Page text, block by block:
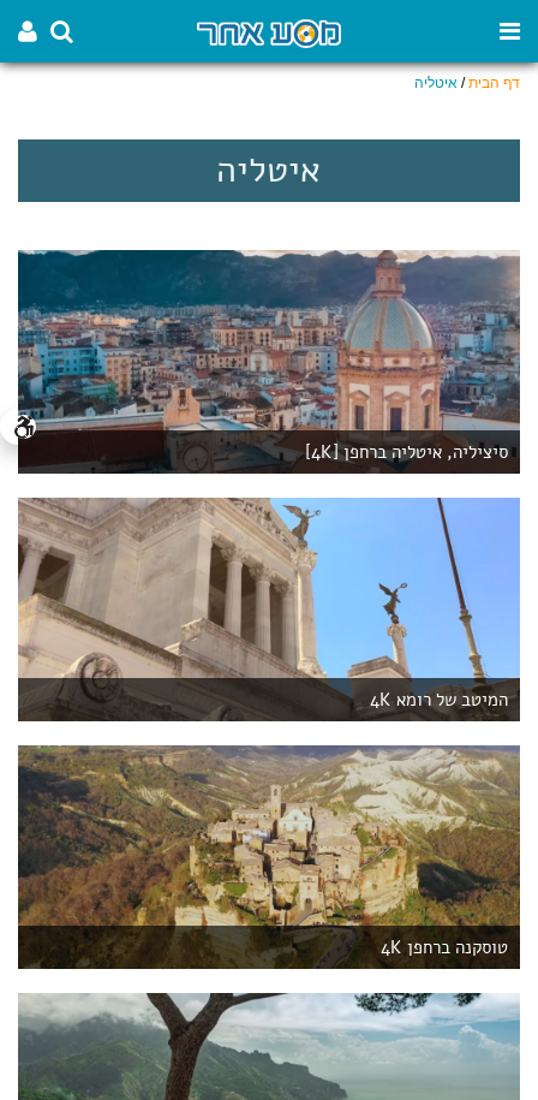
דף הבית/ איטליה
איטליה
סיציליה, איטליה ברחפן [4K]
המיטב של רומא 4K
טוסקנה ברחפן 4K